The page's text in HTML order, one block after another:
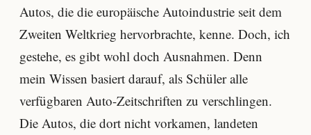
Autos, die die europäische Autoindustrie seit dem
Zweiten Weltkrieg hervorbrachte, kenne. Doch, ich
gestehe, es gibt wohl doch Ausnahmen. Denn
mein Wissen basiert darauf, als Schüler alle
verfügbaren Auto-Zeitschriften zu verschlingen.
Die Autos, die dort nicht vorkamen, landeten